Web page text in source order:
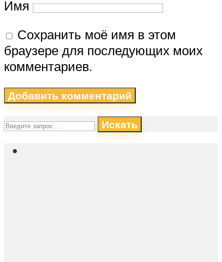
Имя
Сохранить моё имя в этом
браузере для последующих моих
комментариев.
Искать